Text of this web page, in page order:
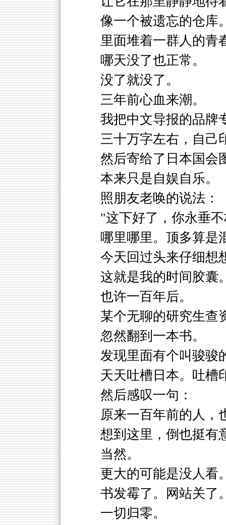
像一个被遗忘的仓库
里面堆着一群人的青
哪天没了也正常。
没了就没了。
三年前心血来潮。
我把中文导报的品牌
三十万字左右，自己
然后寄给了日本国会
本来只是自娱自乐。
照朋友老唤的说法：
"这下好了，你永垂
哪里哪里。顶多算是
今天回过头来仔细想
这就是我的时间胶囊
也许一百年后。
某个无聊的研究生查
忽然翻到一本书。
发现里面有个叫骏骏
天天吐槽日本。吐槽
然后感叹一句：
原来一百年前的人，
想到这里，倒也挺有
当然。
更大的可能是没人看
书发霉了。网站关了
一切归零。